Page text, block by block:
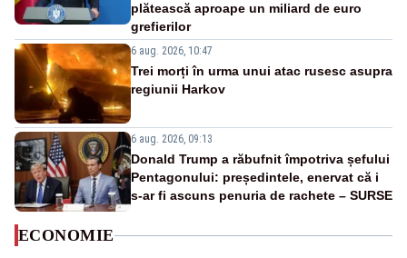
plătească aproape un miliard de euro
grefierilor
6 aug. 2026, 10:47
Trei morți în urma unui atac rusesc asupra
regiunii Harkov
6 aug. 2026, 09:13
Donald Trump a răbufnit împotriva șefului
Pentagonului: președintele, enervat că i
s-ar fi ascuns penuria de rachete – SURSE
ECONOMIE